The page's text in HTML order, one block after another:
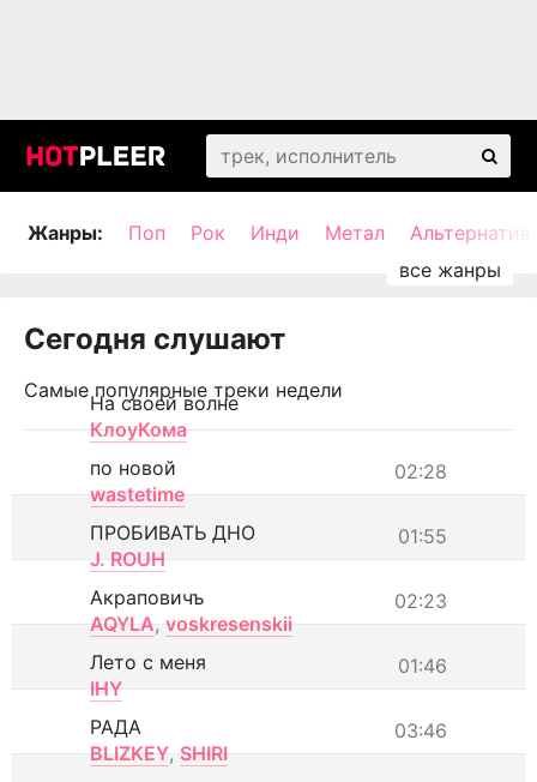
Жанры: Поп Рок Инди Метал
Сегодня слушают
Самые популярные треки недели
На своей волне
КлоуКома
02:28
по новой
wastetime
01:55
ПРОБИВАТЬ ДНО
J. ROUH
02:23
Акраповичъ
AQYLA, voskresenskii
01:46
Лето с меня
IHY
03:46
РАДА
BLIZKEY, SHIRI